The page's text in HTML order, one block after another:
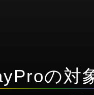
の対